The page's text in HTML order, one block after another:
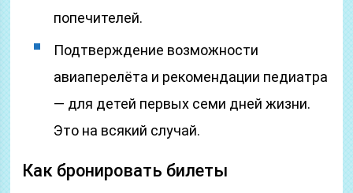
попечителей.
Подтверждение возможности
авиаперелёта и рекомендации педиатра
— для детей первых семи дней жизни.
Это на всякий случай.
Как бронировать билеты